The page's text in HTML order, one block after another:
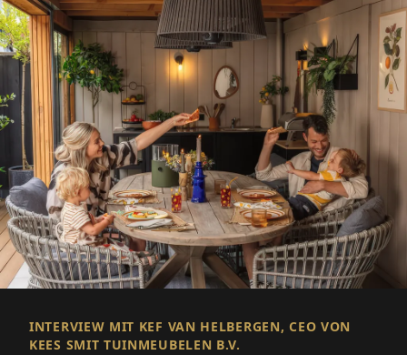
INTERVIEW MIT KEF VAN HELBERGEN, CEO VON
KEES SMIT TUINMEUBELEN B.V.